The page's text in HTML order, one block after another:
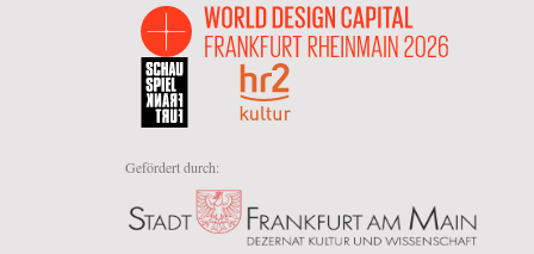
Gefördert durch: